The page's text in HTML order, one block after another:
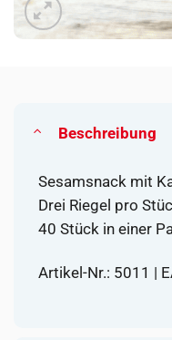
Beschreibung
Sesamsnack mit
Drei Riegel pro
40 Stück in einer
Artikel-Nr.: 5011 |